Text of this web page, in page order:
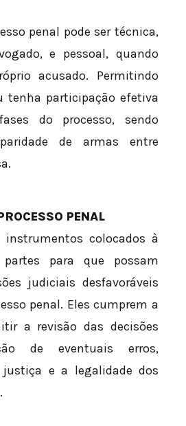
penal pode ser técnica,
e pessoal, quando
acusado. Permitindo
tenha participação efetiva
do processo, sendo
de armas entre
PENAL
instrumentos colocados à
para que possam
judiciais desfavoráveis
penal. Eles cumprem a
a revisão das decisões
de eventuais erros,
justiça e a legalidade dos